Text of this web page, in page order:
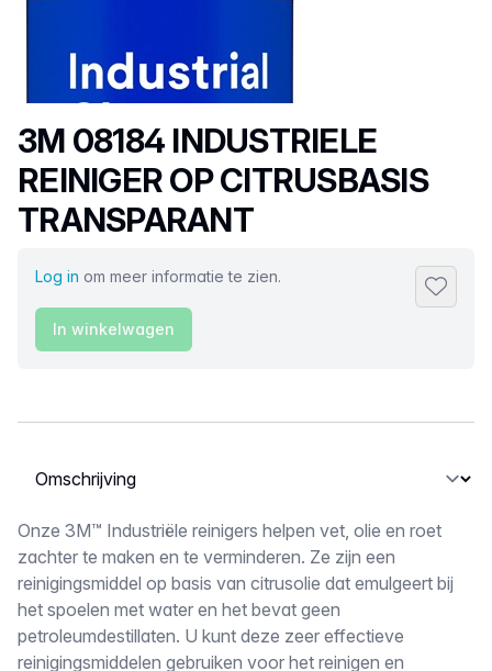
Productnaam
3M 08184 INDUSTRIELE
REINIGER OP CITRUSBASIS
TRANSPARANT
Log in om meer informatie te zien.
In winkelwagen
Selecteer een tabblad
Omschrijving
Onze 3M™ Industriële reinigers helpen vet, olie en roet
zachter te maken en te verminderen. Ze zijn een
reinigingsmiddel op basis van citrusolie dat emulgeert bij
het spoelen met water en het bevat geen
petroleumdestillaten. U kunt deze zeer effectieve
reinigingsmiddelen gebruiken voor het reinigen en